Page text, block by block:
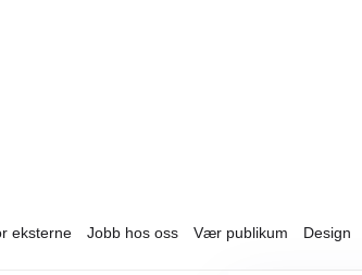
eksterne Jobb hos oss Vær publikum Design